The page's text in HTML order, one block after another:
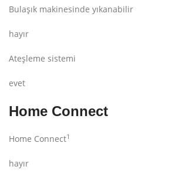
Bulaşık makinesinde yıkanabilir
hayır
Ateşleme sistemi
evet
Home Connect
Home Connect1
hayır